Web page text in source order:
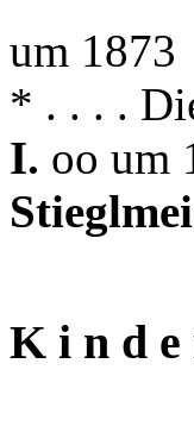
um 1873
* . . . .
I. oo um
K i n d e